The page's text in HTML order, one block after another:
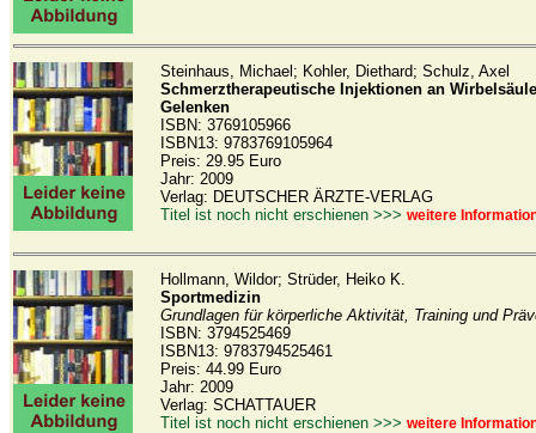
Steinhaus, Michael; Kohler, Diethard; Schulz, Axel
Schmerztherapeutische Injektionen an
Gelenken
ISBN: 3769105966
ISBN13: 9783769105964
Preis: 29.95 Euro
Jahr: 2009
Verlag: DEUTSCHER ÄRZTE-VERLAG
Titel ist noch nicht erschienen >>> weitere
Hollmann, Wildor; Strüder, Heiko K.
Sportmedizin
Grundlagen für körperliche Aktivität, Training und
ISBN: 3794525469
ISBN13: 9783794525461
Preis: 44.99 Euro
Jahr: 2009
Verlag: SCHATTAUER
Titel ist noch nicht erschienen >>> weitere